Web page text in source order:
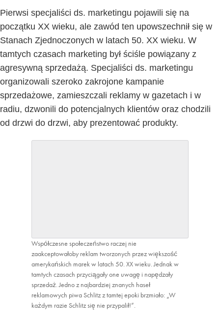
Pierwsi specjaliści ds. marketingu pojawili się na
początku XX wieku, ale zawód ten upowszechnił się w
Stanach Zjednoczonych w latach 50. XX wieku. W
tamtych czasach marketing był ściśle powiązany z
agresywną sprzedażą. Specjaliści ds. marketingu
organizowali szeroko zakrojone kampanie
sprzedażowe, zamieszczali reklamy w gazetach i w
radiu, dzwonili do potencjalnych klientów oraz chodzili
od drzwi do drzwi, aby prezentować produkty.
Współczesne społeczeństwo raczej nie
zaakceptowałoby reklam tworzonych przez większość
amerykańskich marek w latach 50. XX wieku. Jednak w
tamtych czasach przyciągały one uwagę i napędzały
sprzedaż. Jedno z najbardziej znanych haseł
reklamowych piwa Schlitz z tamtej epoki brzmiało: „W
każdym razie Schlitz się nie przypalił!”.